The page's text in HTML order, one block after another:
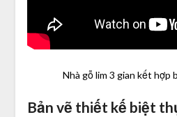
Nhà gỗ lim 3 gian kết hợp
Bản vẽ thiết kế biệt